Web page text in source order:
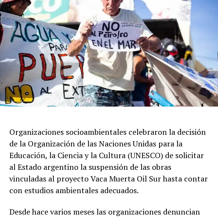
esfuerzo, bien ahí dice Dios y por eso hacemos esta
bendición”.
Durante su homilía, García Cuerva, aseguró que el
pueblo está “cansado de promesas incumplidas y
dirigentes que hablan de los pobres, pero no están cerca
de sus necesidades y se dan la buena vida”.
Organizaciones socioambientales celebraron la decisión
de la Organización de las Naciones Unidas para la
Educación, la Ciencia y la Cultura (UNESCO) de solicitar
al Estado argentino la suspensión de las obras
vinculadas al proyecto Vaca Muerta Oil Sur hasta contar
con estudios ambientales adecuados.
Desde hace varios meses las organizaciones denuncian